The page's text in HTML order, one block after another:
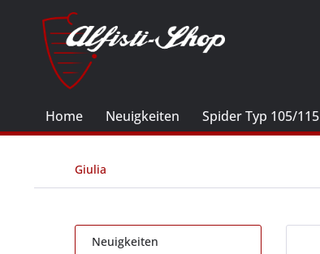
Home Neuigkeiten Spider Typ 105/115
Giulia
Neuigkeiten